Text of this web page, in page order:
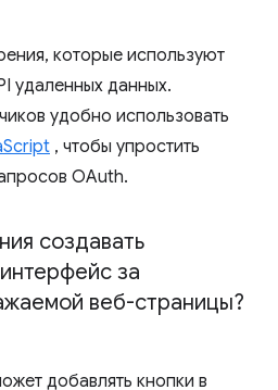
которые используют
удаленных данных.
удобно использовать
, чтобы упростить
OAuth.
создавать
за
веб-страницы?
добавлять кнопки в